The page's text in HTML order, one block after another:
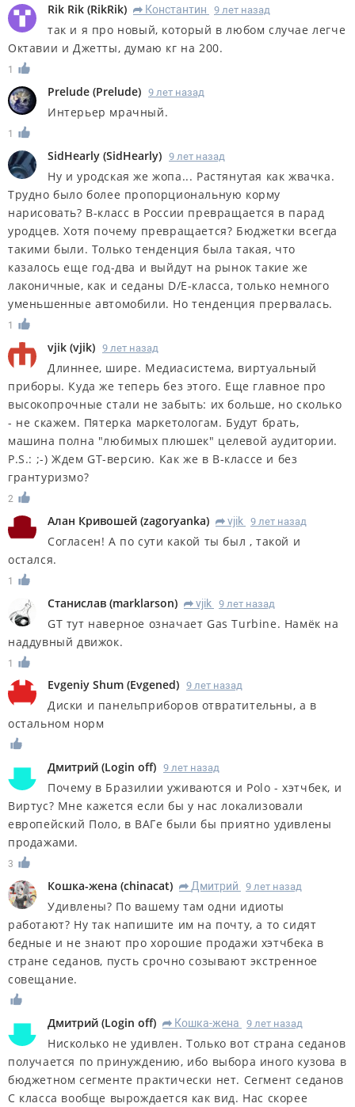
Rik Rik (RikRik) R Константин 9 лет назад
так и я про новый, который в любом случае легче
Октавии и Джетты, думаю кг на 200.
1
Prelude (Prelude) 9 лет назад
Интерьер мрачный.
1
SidHearly (SidHearly) 9 лет назад
Ну и уродская же жопа... Растянутая как жвачка.
Трудно было более пропорциональную корму
нарисовать? B-класс в России превращается в парад
уродцев. Хотя почему превращается? Бюджетки всегда
такими были. Только тенденция была такая, что
казалось еще год-два и выйдут на рынок такие же
лаконичные, как и седаны D/E-класса, только немного
уменьшенные автомобили. Но тенденция прервалась.
1
vjik (vjik) 9 лет назад
Длиннее, шире. Медиасистема, виртуальный
приборы. Куда же теперь без этого. Еще главное про
высокопрочные стали не забыть: их больше, но сколько
- не скажем. Пятерка маркетологам. Будут брать,
машина полна "любимых плюшек" целевой аудитории.
P.S.: ;-) Ждем GT-версию. Как же в В-классе и без
грантуризмо?
2
Алан Кривошей (zagoryanka) R vjik 9 лет назад
Согласен! А по сути какой ты был , такой и
остался.
1
Станислав (marklarson) R vjik 9 лет назад
GT тут наверное означает Gas Turbine. Намёк на
наддувный движок.
1
Evgeniy Shum (Evgened) 9 лет назад
Диски и панельприборов отвратительны, а в
остальном норм
Дмитрий (Login оff) 9 лет назад
Почему в Бразилии уживаются и Polo - хэтчбек, и
Виртус? Мне кажется если бы у нас локализовали
европейский Поло, в ВАГе были бы приятно удивлены
продажами.
3
Кошка-жена (chinacat) R Дмитрий 9 лет назад
Удивлены? По вашему там одни идиоты
работают? Ну так напишите им на почту, а то сидят
бедные и не знают про хорошие продажи хэтчбека в
стране седанов, пусть срочно созывают экстренное
совещание.
Дмитрий (Login оff) R Кошка-жена 9 лет назад
Нисколько не удивлен. Только вот страна седанов
получается по принуждению, ибо выбора иного кузова в
бюджетном сегменте практически нет. Сегмент седанов
С класса вообще вырождается как вид. Нас скорее